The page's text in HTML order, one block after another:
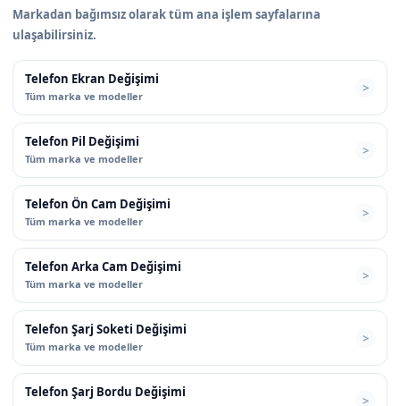
Markadan bağımsız olarak tüm ana işlem sayfalarına
ulaşabilirsiniz.
Telefon Ekran Değişimi
Tüm marka ve modeller
Telefon Pil Değişimi
Tüm marka ve modeller
Telefon Ön Cam Değişimi
Tüm marka ve modeller
Telefon Arka Cam Değişimi
Tüm marka ve modeller
Telefon Şarj Soketi Değişimi
Tüm marka ve modeller
Telefon Şarj Bordu Değişimi